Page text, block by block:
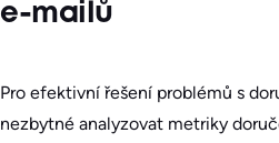
e-mailů
Pro efektivní řešení problémů s
nezbytné analyzovat metriky